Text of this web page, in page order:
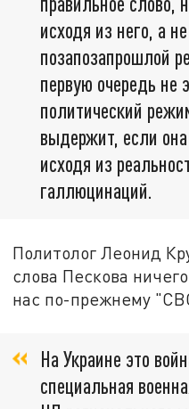
исходя из него, а
позапозапрошлой
первую очередь не
политический
выдержит, если
исходя из
галлюцинаций.
Политолог Леонид
слова Пескова
нас по-прежнему
На Украине это
специальная